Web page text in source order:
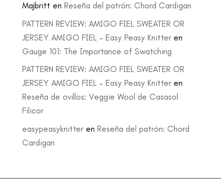
Majbritt en Reseña del patrón: Chord Cardigan
PATTERN REVIEW: AMIGO FIEL SWEATER OR
JERSEY AMIGO FIEL – Easy Peasy Knitteren
Gauge 101: The Importance of Swatching
PATTERN REVIEW: AMIGO FIEL SWEATER OR
JERSEY AMIGO FIEL – Easy Peasy Knitteren
Reseña de ovillos: Veggie Wool de Casasol
Filicor
easypeasyknitteren Reseña del patrón: Chord
Cardigan